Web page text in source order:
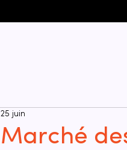
Marché
25 juin